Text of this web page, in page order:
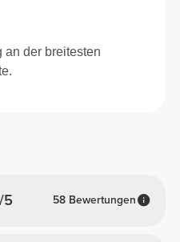
5 58 Bewertungen
an der breitesten